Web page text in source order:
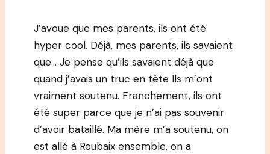
J’avoue que mes parents, ils ont été
hyper cool. Déjà, mes parents, ils savaient
que… Je pense qu’ils savaient déjà que
quand j’avais un truc en tête Ils m’ont
vraiment soutenu. Franchement, ils ont
été super parce que je n’ai pas souvenir
d’avoir bataillé. Ma mère m’a soutenu, on
est allé à Roubaix ensemble, on a